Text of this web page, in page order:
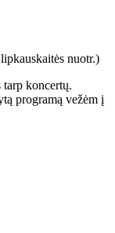
tarp koncertų.
programą vežėm į